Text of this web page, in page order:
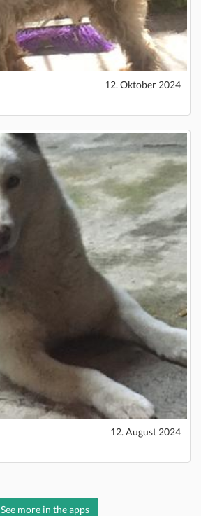
12. Oktober 2024
12. August 2024
See more in the apps